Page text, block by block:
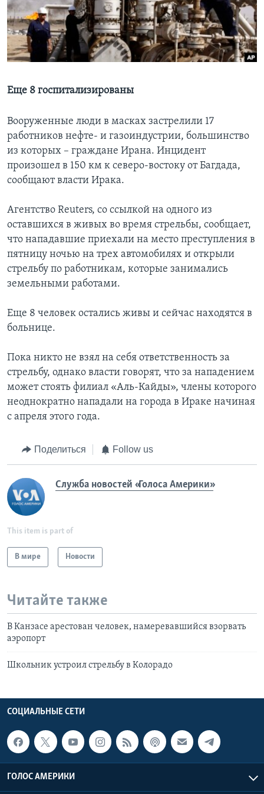
Learning English
СОЦИАЛЬНЫЕ СЕТИ
Еще 8 госпитализированы
Вооруженные люди в масках застрелили 17
работников нефте- и газоиндустрии, большинство
из которых – граждане Ирана. Инцидент
произошел в 150 км к северо-востоку от Багдада,
сообщают власти Ирака.
Агентство Reuters, со ссылкой на одного из
оставшихся в живых во время стрельбы, сообщает,
что нападавшие приехали на место преступления в
пятницу ночью на трех автомобилях и открыли
стрельбу по работникам, которые занимались
земельными работами.
Еще 8 человек остались живы и сейчас находятся в
больнице.
Пока никто не взял на себя ответственность за
стрельбу, однако власти говорят, что за нападением
может стоять филиал «Аль-Кайды», члены которого
неоднократно нападали на города в Ираке начиная
с апреля этого года.
Поделиться Follow us
Служба новостей «Голоса Америки»
This item is part of
В мире Новости
Читайте также
В Канзасе арестован человек, намеревавшийся взорвать
аэропорт
Школьник устроил стрельбу в Колорадо
СОЦИАЛЬНЫЕ СЕТИ
ГОЛОС АМЕРИКИ